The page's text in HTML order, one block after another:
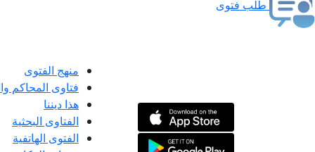
طلب فتوى
منهج الفتوى
فتاوى المحاكم
هذا ديننا
الفتاوى البحثية
الفتوى الهاتفية